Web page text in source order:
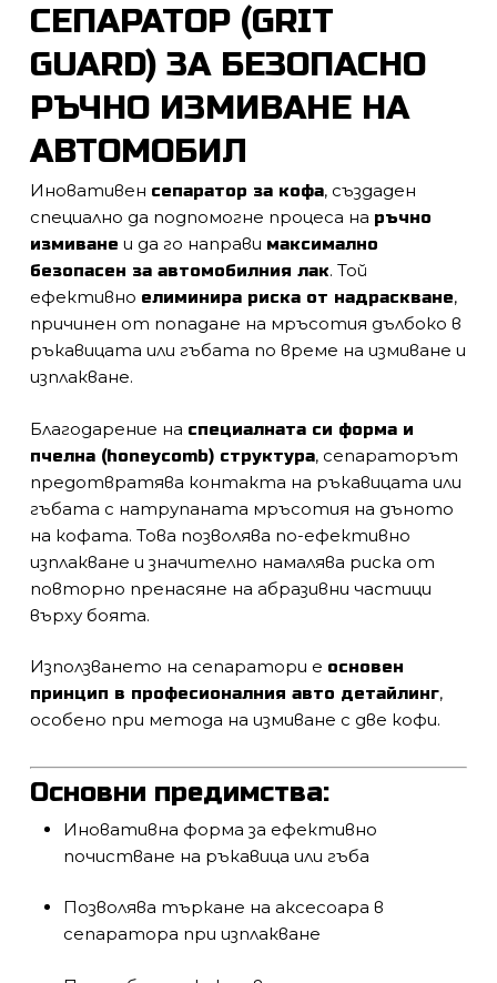
СЕПАРАТОР (GRIT
GUARD) ЗА БЕЗОПАСНО
РЪЧНО ИЗМИВАНЕ НА
АВТОМОБИЛ
Иновативен сепаратор за кофа, създаден
специално да подпомогне процеса на ръчно
измиване и да го направи максимално
безопасен за автомобилния лак. Той
ефективно елиминира риска от надраскване,
причинен от попадане на мръсотия дълбоко в
ръкавицата или гъбата по време на измиване и
изплакване.
Благодарение на специалната си форма и
пчелна (honeycomb) структура, сепараторът
предотвратява контакта на ръкавицата или
гъбата с натрупаната мръсотия на дъното
на кофата. Това позволява по-ефективно
изплакване и значително намалява риска от
повторно пренасяне на абразивни частици
върху боята.
Използването на сепаратори е основен
принцип в професионалния авто детайлинг,
особено при метода на измиване с две кофи.
Основни предимства:
Иновативна форма за ефективно
почистване на ръкавица или гъба
Позволява търкане на аксесоара в
сепаратора при изплакване